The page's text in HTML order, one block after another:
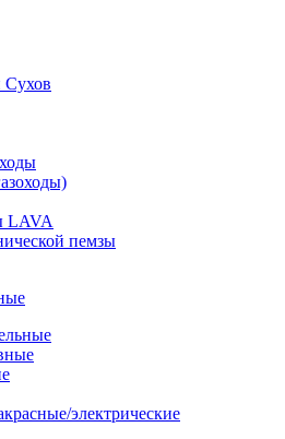
LAVA
пемзы
электрические